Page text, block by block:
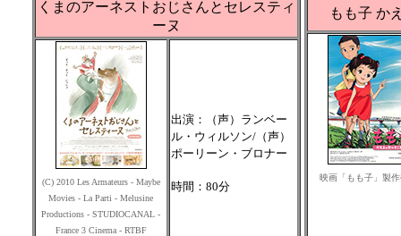
くまのアーネストおじさんとセレスティ
ーヌ
(C) 2010 Les Armateurs - Maybe
Movies - La Parti - Melusine
Productions - STUDIOCANAL -
France 3 Cinema - RTBF
出演：（声）ランベー
ル・ウィルソン/（声）
ポーリーン・ブロナー
時間：80分
もも子 か
映画「もも子」製